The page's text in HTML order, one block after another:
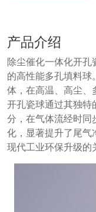
产品介绍
除尘催化一体化开
的高性能多孔填料
体，在高温、高尘、
开孔瓷球通过其独特
分，在气体流经时同
化，显著提升了尾气
现代工业环保升级的